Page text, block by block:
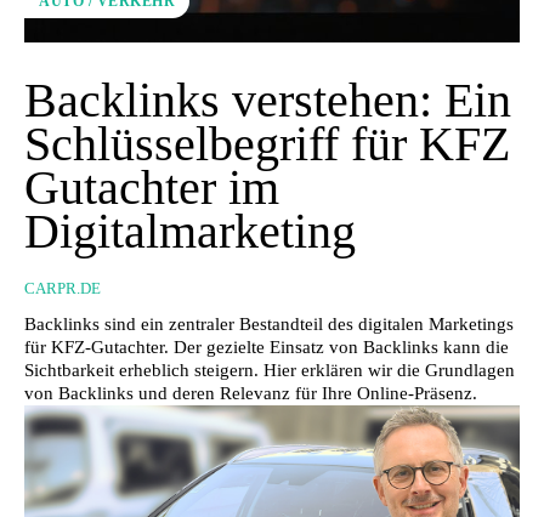
Backlinks verstehen: Ein
Schlüsselbegriff für KFZ
Gutachter im
Digitalmarketing
CARPR.DE
Backlinks sind ein zentraler Bestandteil des digitalen Marketings
für KFZ-Gutachter. Der gezielte Einsatz von Backlinks kann die
Sichtbarkeit erheblich steigern. Hier erklären wir die Grundlagen
von Backlinks und deren Relevanz für Ihre Online-Präsenz.